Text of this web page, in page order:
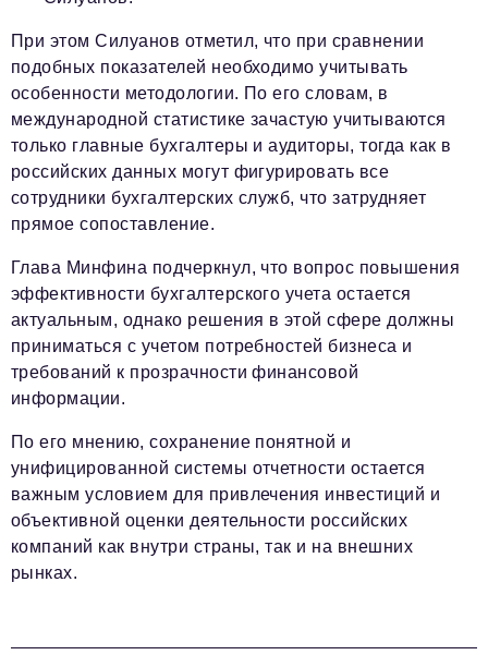
При этом Силуанов отметил, что при сравнении
подобных показателей необходимо учитывать
особенности методологии. По его словам, в
международной статистике зачастую учитываются
только главные бухгалтеры и аудиторы, тогда как в
российских данных могут фигурировать все
сотрудники бухгалтерских служб, что затрудняет
прямое сопоставление.
Глава Минфина подчеркнул, что вопрос повышения
эффективности бухгалтерского учета остается
актуальным, однако решения в этой сфере должны
приниматься с учетом потребностей бизнеса и
требований к прозрачности финансовой
информации.
По его мнению, сохранение понятной и
унифицированной системы отчетности остается
важным условием для привлечения инвестиций и
объективной оценки деятельности российских
компаний как внутри страны, так и на внешних
рынках.